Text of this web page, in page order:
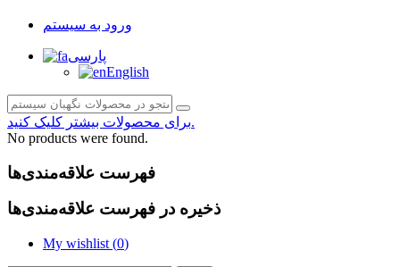
ورود به سیستم
پارسی
English
برای محصولات بیشتر کلیک کنید.
No products were found.
فهرست علاقه‌مندی‌ها
ذخیره در فهرست علاقه‌مندی‌ها
My wishlist (0)